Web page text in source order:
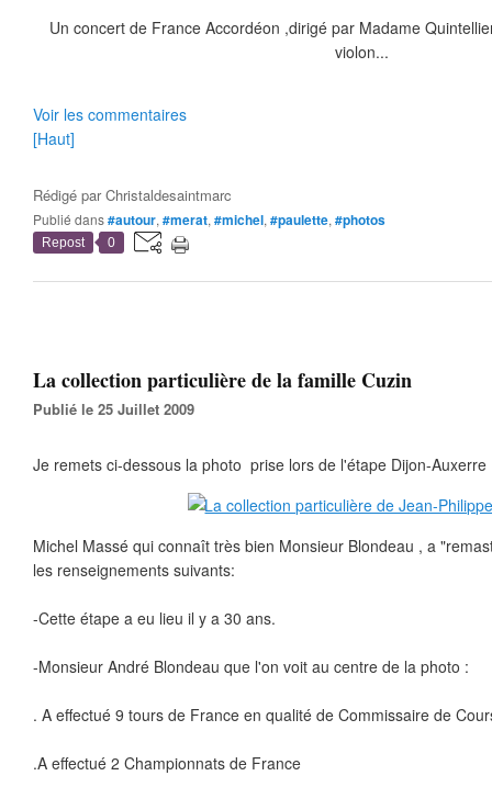
Un concert de France Accordéon ,dirigé par Madame
violon...
Voir les commentaires
[Haut]
Rédigé parChristaldesaintmarc
Publié dans#autour, #merat, #michel, #paulette, #photos
Repost 0
La collection particulière de la famille Cuzin
Publié le 25 Juillet 2009
Je remets ci-dessous la photo prise lors de l'étape Dijon-Auxerre
Michel Massé qui connaît très bien Monsieur Blondeau , a
les renseignements suivants:
-Cette étape a eu lieu il y a 30 ans.
-Monsieur André Blondeau que l'on voit au centre de la photo :
. A effectué 9 tours de France en qualité de Commissaire de
.A effectué 2 Championnats de France